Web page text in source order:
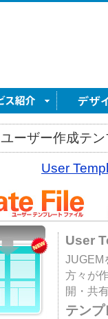
ユーザー作成テ
User
User
JUGEM
方々が
開・共
テン